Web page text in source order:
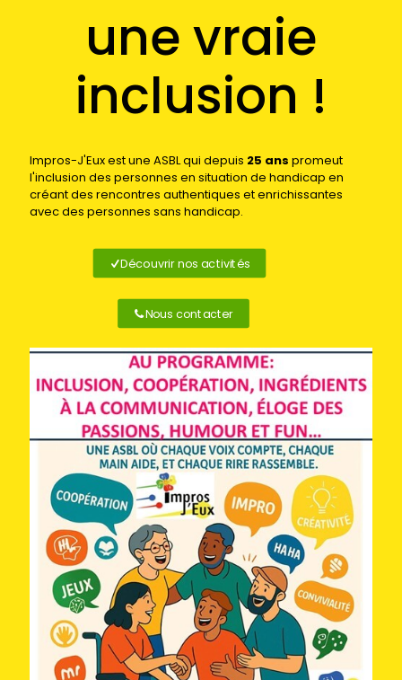
une vraie
inclusion !
Impros-J'Eux est une ASBL qui depuis 25 ans promeut
l'inclusion des personnes en situation de handicap en
créant des rencontres authentiques et enrichissantes
avec des personnes sans handicap.
Découvrir nos activités
Nous contacter